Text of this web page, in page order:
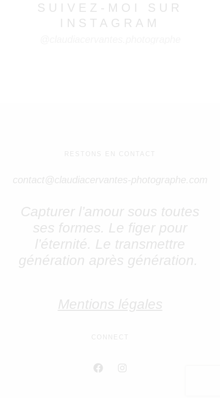
SUIVEZ-MOI
SUR
INSTAGRAM
RESTONS EN CONTACT
contact@claudiacervantes-photographe.com
Capturer l’amour sous toutes
ses formes. Le figer pour
l’éternité. Le transmettre
génération après génération.
Mentions légales
CONNECT